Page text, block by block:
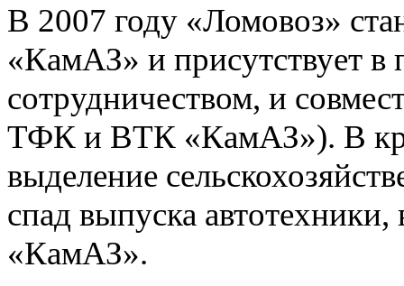
В 2007 году «Ломовоз»
«КамАЗ» и присутствует
сотрудничеством, и
ТФК и ВТК «КамАЗ»). В
выделение
спад выпуска
«КамАЗ».